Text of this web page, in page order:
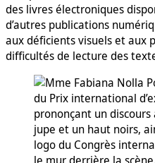
des livres électroniques
d’autres publications
aux déficients visuels et aux
difficultés de lecture des